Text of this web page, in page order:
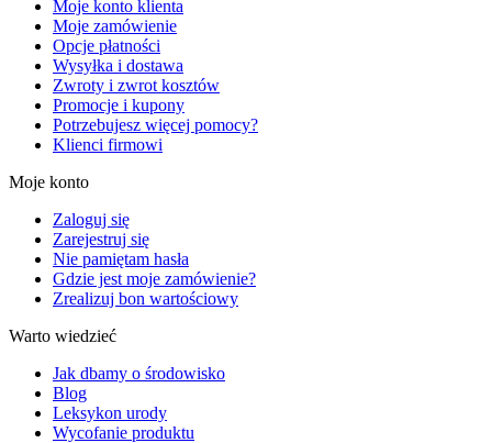
Moje konto klienta
Moje zamówienie
Opcje płatności
Wysyłka i dostawa
Zwroty i zwrot kosztów
Promocje i kupony
Potrzebujesz więcej pomocy?
Klienci firmowi
Moje konto
Zaloguj się
Zarejestruj się
Nie pamiętam hasła
Gdzie jest moje zamówienie?
Zrealizuj bon wartościowy
Warto wiedzieć
Jak dbamy o środowisko
Blog
Leksykon urody
Wycofanie produktu